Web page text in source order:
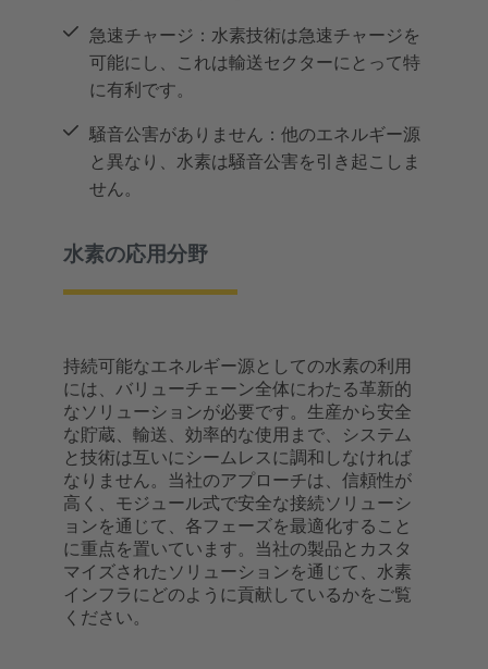
急速チャージ：水素技術は急速チャージを
可能にし、これは輸送セクターにとって特
に有利です。
騒音公害がありません：他のエネルギー源
と異なり、水素は騒音公害を引き起こしま
せん。
水素の応用分野
持続可能なエネルギー源としての水素の利用
には、バリューチェーン全体にわたる革新的
なソリューションが必要です。生産から安全
な貯蔵、輸送、効率的な使用まで、システム
と技術は互いにシームレスに調和しなければ
なりません。当社のアプローチは、信頼性が
高く、モジュール式で安全な接続ソリューシ
ョンを通じて、各フェーズを最適化すること
に重点を置いています。当社の製品とカスタ
マイズされたソリューションを通じて、水素
インフラにどのように貢献しているかをご覧
ください。